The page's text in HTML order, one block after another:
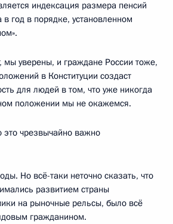
индексация размера пенсий
год в порядке, установленном
мы уверены, и граждане России тоже,
в Конституции создаст
для людей в том, что уже никогда
положении мы не окажемся.
это чрезвычайно важно
Но всё-таки неточно сказать, что
развитием страны
на рыночные рельсы, было всё
гражданином.